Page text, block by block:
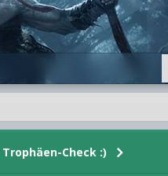
Check :)